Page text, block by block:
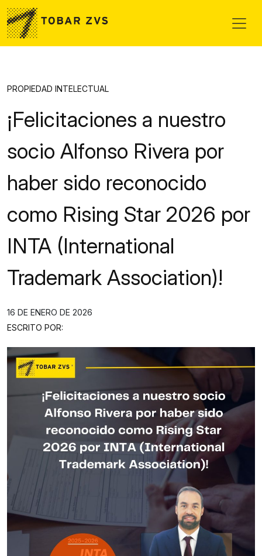
Skip to main content
PROPIEDAD INTELECTUAL
¡Felicitaciones a nuestro
socio Alfonso Rivera por
haber sido reconocido
como Rising Star 2026 por
INTA (International
Trademark Association)!
16 DE ENERO DE 2026
ESCRITO POR: